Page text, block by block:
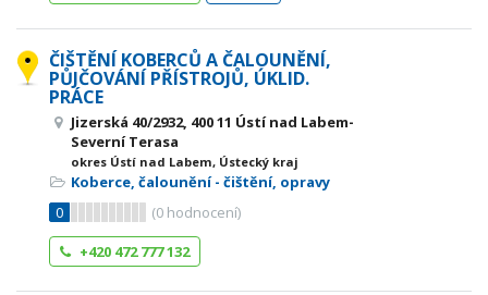
ČIŠTĚNÍ KOBERCŮ A ČALOUNĚNÍ,
PŮJČOVÁNÍ PŘÍSTROJŮ, ÚKLID.
PRÁCE
Jizerská 40/2932, 400 11 Ústí nad Labem-
Severní Terasa
okres Ústí nad Labem, Ústecký kraj
Koberce, čalounění - čištění, opravy
0
(0 hodnocení)
+420 472 777 132